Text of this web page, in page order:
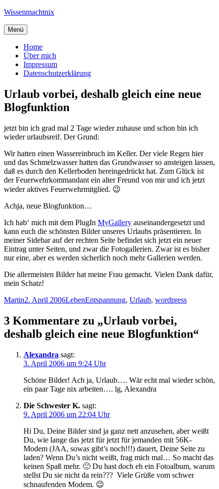
Zum
springen
Wissenmachtnix
Menü
Home
Über mich
Impressum
Datenschutzerklärung
Urlaub vorbei, deshalb gleich eine neue
Blogfunktion
jetzt bin ich grad mal 2 Tage wieder zuhause und schon bin ich
wieder urlaubsreif. Der Grund:
Wir hatten einen Wassereinbruch im Keller. Der viele Regen hier
und das Schmelzwasser hatten das Grundwasser so ansteigen lassen,
daß es durch den Kellerboden hereingedrückt hat. Zum Glück ist
der Feuerwehrkommandant ein alter Freund von mir und ich jetzt
wieder aktives Feuerwehrmitglied. 😉
Achja, neue Blogfunktion…
Ich hab‘ mich mit dem PlugIn MyGallery auseinandergesetzt und
kann euch die schönsten Bilder unseres Urlaubs präsentieren. In
meiner Sidebar auf der rechten Seite befindet sich jetzt ein neuer
Eintrag unter Seiten, und zwar die Fotogallerien. Zwar ist es bisher
nur eine, aber es werden sicherlich noch mehr Gallerien werden.
Die allermeisten Bilder hat meine Frau gemacht. Vielen Dank dafür,
mein Schatz!
Autor
MartinVeröffentlicht
2. April 2006Kategorien
LebenSchlagwörter
Entspannung, Urlaub, wordpress
3 Kommentare zu „Urlaub vorbei,
deshalb gleich eine neue Blogfunktion“
Alexandra sagt:
3. April 2006 um 9:24 Uhr
Schöne Bilder! Ach ja, Urlaub…. Wär echt mal wieder schön,
ein paar Tage nix arbeiten…. lg, Alexandra
Die Schwester K. sagt:
9. April 2006 um 22:04 Uhr
Hi Du, Deine Bilder sind ja ganz nett anzusehen, aber weißt
Du, wie lange das jetzt für jetzt für jemanden mit 56K-
Modem (JAA, sowas gibt’s noch!!!) dauert, Deine Seite zu
laden? Wenn Du’s nicht weißt, frag mich mal… So macht das
keinen Spaß mehr. 🙁 Du hast doch eh ein Fotoalbum, warum
stellst Du sie nicht da rein??? Viele Grüße vom schwer
schnaufenden Modem. 😉